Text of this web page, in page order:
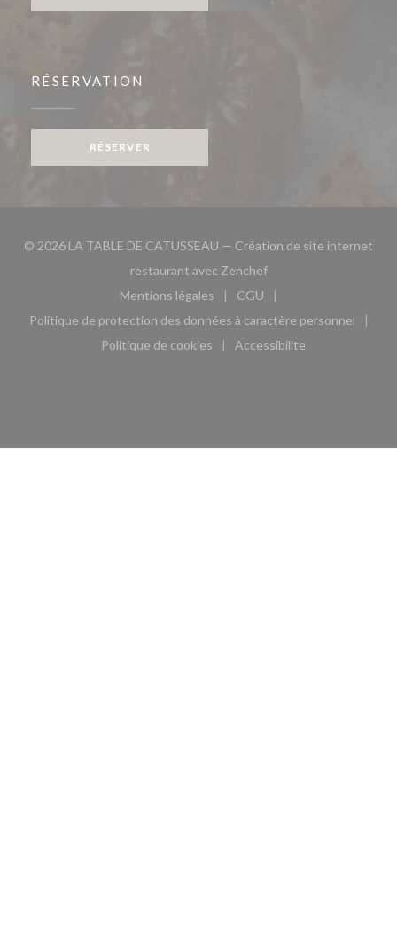
RÉSERVATION
RÉSERVER
© 2026 LA TABLE DE CATUSSEAU — Création de site internet
restaurant avec Zenchef((ouvre une nouvelle
Mentions légales
((ouvre une nouvelle fenêtre))
CGU
((ouvre une nouvelle
Politique de protection des données à caractère personnel
((ouvre une nouvelle fenêtre))
Politique de cookies
((ouvre une nouvelle fenêtre))
Accessibilite